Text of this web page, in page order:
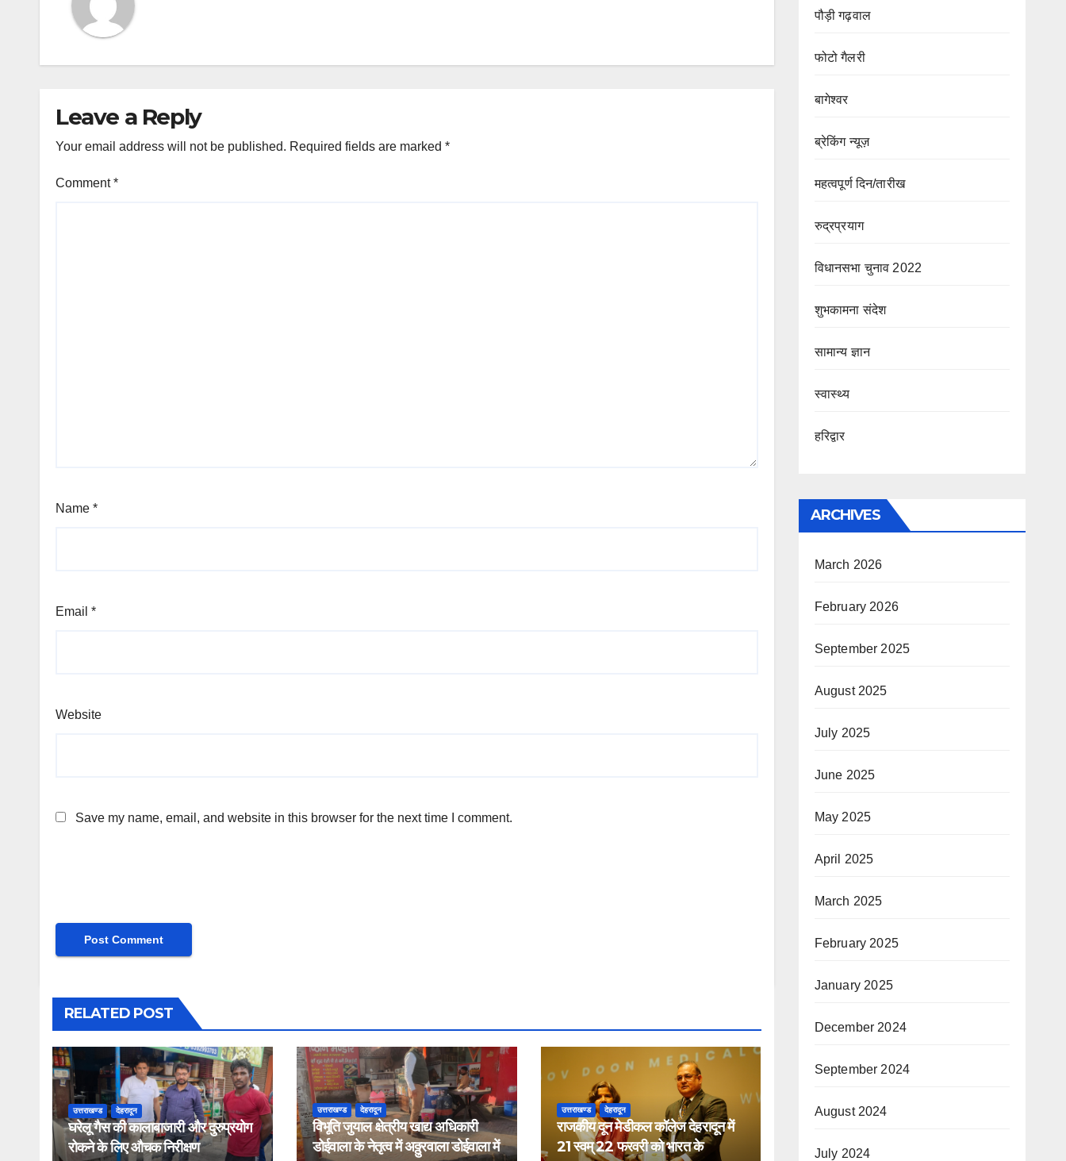
Leave a Reply
Your email address will not be published. Required fields are marked *
Comment*
Name *
Email *
Website
Save my name, email, and website in this browser for the next time I comment.
RELATED POST
उत्तराखण्ड देहरादून
घरेलू गैस की कालाबाजारी और दुरुप्रयोग
रोकने के लिए औचक निरीक्षण
उत्तराखण्ड देहरादून
विभूति जुयाल क्षेत्रीय खाद्य अधिकारी
डोईवाला के नेतृत्व में अठ्ठुरवाला डोईवाला में
उत्तराखण्ड देहरादून
राजकीय दून मेडीकल कॉलेज देहरादून में
21 स्वम् 22 फरवरी को भारत के
पौड़ी गढ़वाल
फोटो गैलरी
बागेश्वर
ब्रेकिंग न्यूज़
महत्वपूर्ण दिन/तारीख
रुद्रप्रयाग
विधानसभा चुनाव 2022
शुभकामना संदेश
सामान्य ज्ञान
स्वास्थ्य
हरिद्वार
ARCHIVES
March 2026
February 2026
September 2025
August 2025
July 2025
June 2025
May 2025
April 2025
March 2025
February 2025
January 2025
December 2024
September 2024
August 2024
July 2024